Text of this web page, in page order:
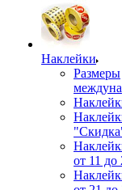
Наклейки
Размеры
от 11 до